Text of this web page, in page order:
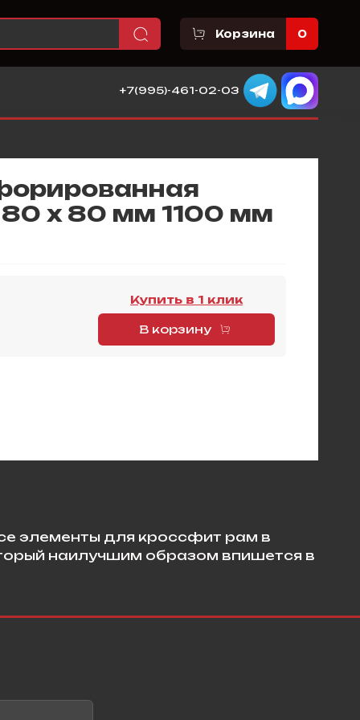
Корзина 0
+7(995)-461-02-03
х 80 мм 1100 мм
Купить в 1 клик
В корзину
элементы для кроссфит рам в
наилучшим образом впишется в